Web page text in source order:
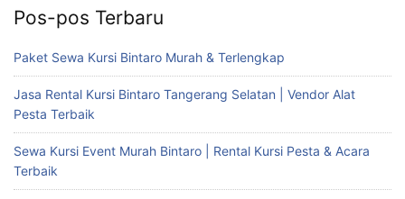
Pos-pos Terbaru
Paket Sewa Kursi Bintaro Murah & Terlengkap
Jasa Rental Kursi Bintaro Tangerang Selatan | Vendor Alat
Pesta Terbaik
Sewa Kursi Event Murah Bintaro | Rental Kursi Pesta & Acara
Terbaik